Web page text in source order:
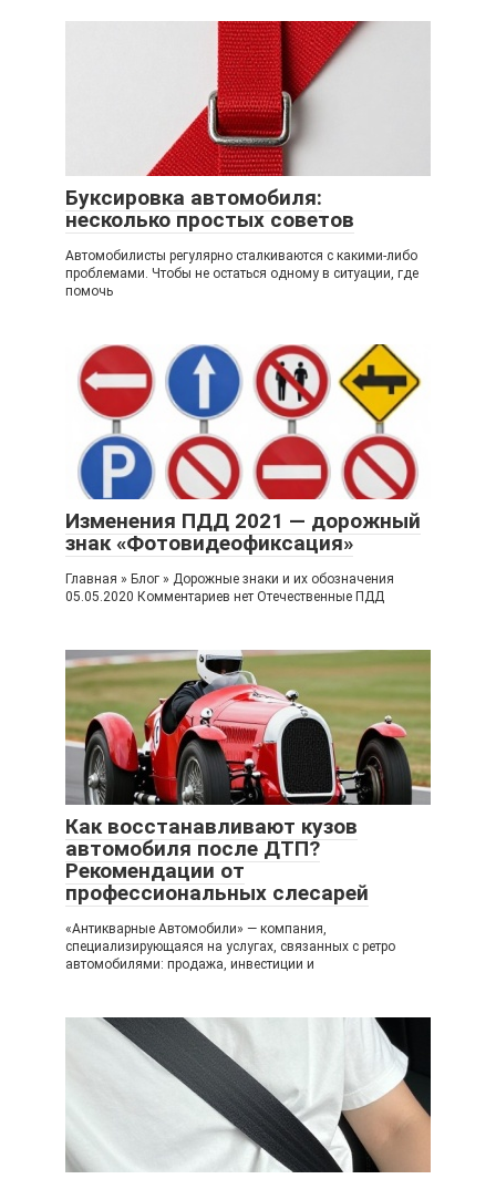
Буксировка автомобиля:
несколько простых советов
Автомобилисты регулярно сталкиваются с какими-либо
проблемами. Чтобы не остаться одному в ситуации, где
помочь
Изменения ПДД 2021 — дорожный
знак «Фотовидеофиксация»
Главная » Блог » Дорожные знаки и их обозначения
05.05.2020 Комментариев нет Отечественные ПДД
Как восстанавливают кузов
автомобиля после ДТП?
Рекомендации от
профессиональных слесарей
«Антикварные Автомобили» — компания,
специализирующаяся на услугах, связанных с ретро
автомобилями: продажа, инвестиции и